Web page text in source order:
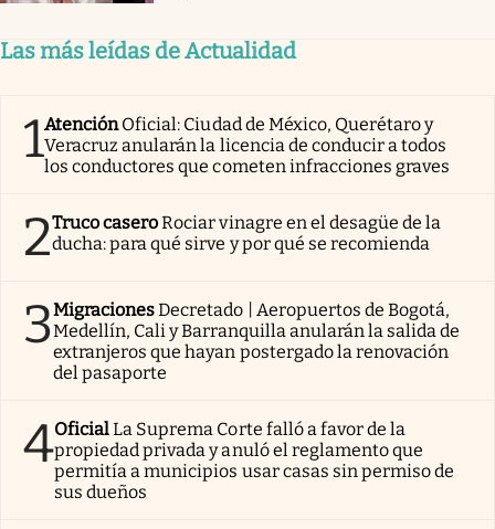
Las más leídas de Actualidad
1AtenciónOficial: Ciudad de México, Querétaro y
Veracruz anularán la licencia de conducir a todos
los conductores que cometen infracciones graves
2Truco caseroRociar vinagre en el desagüe de la
ducha: para qué sirve y por qué se recomienda
3MigracionesDecretado | Aeropuertos de Bogotá,
Medellín, Cali y Barranquilla anularán la salida de
extranjeros que hayan postergado la renovación
del pasaporte
4OficialLa Suprema Corte falló a favor de la
propiedad privada y anuló el reglamento que
permitía a municipios usar casas sin permiso de
sus dueños